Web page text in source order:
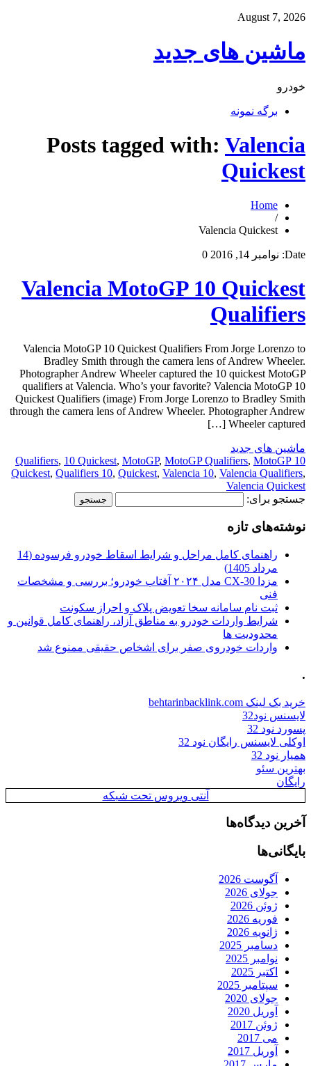
August 7, 2026
ماشین های جدید
خودرو
برگه نمونه
Posts tagged with: Valencia
Quickest
Home
/
Valencia Quickest
Date: نوامبر 14, 2016 0
Valencia MotoGP 10 Quickest
Qualifiers
Valencia MotoGP 10 Quickest Qualifiers From Jorge Lorenzo to
Bradley Smith through the camera lens of Andrew Wheeler.
Photographer Andrew Wheeler captured the 10 quickest MotoGP
qualifiers at Valencia. Who’s your favorite? Valencia MotoGP 10
Quickest Qualifiers (image) From Jorge Lorenzo to Bradley Smith
through the camera lens of Andrew Wheeler. Photographer Andrew
Wheeler captured […]
ماشین های جدید
10 Qualifiers
, 10 Quickest, MotoGP, MotoGP Qualifiers, MotoGP
Quickest, Qualifiers 10, Quickest, Valencia 10, Valencia Qualifiers,
Valencia Quickest
جستجو برای:
نوشته‌های تازه
راهنمای کامل مراحل و شرایط اسقاط خودرو فرسوده (14
مرداد 1405)
مزدا CX-30 مدل ۲۰۲۴ آفتاب خودرو؛ بررسی و مشخصات
فنی
ثبت نام سامانه سخا تعویض پلاک و احراز سکونت
شرایط واردات خودرو به مناطق آزاد، راهنمای کامل قوانین و
محدودیت ها
واردات خودروی صفر برای اشخاص حقیقی ممنوع شد
.
خرید بک لینک behtarinbacklink.com
لایسنس نود32
پسورد نود 32
اوکلی لایسنس رایگان نود 32
همیار نود 32
بهترین سئو
رایگان
آنتی ویروس تحت شبکه
آخرین دیدگاه‌ها
بایگانی‌ها
آگوست 2026
جولای 2026
ژوئن 2026
فوریه 2026
ژانویه 2026
دسامبر 2025
نوامبر 2025
اکتبر 2025
سپتامبر 2025
جولای 2020
آوریل 2020
ژوئن 2017
می 2017
آوریل 2017